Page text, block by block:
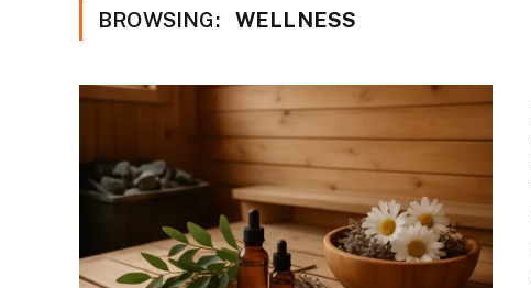
BROWSING: WELLNESS